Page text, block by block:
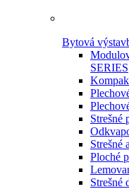
Bytová
SERIES
Strešné
Strešné
Ploché
Strešné